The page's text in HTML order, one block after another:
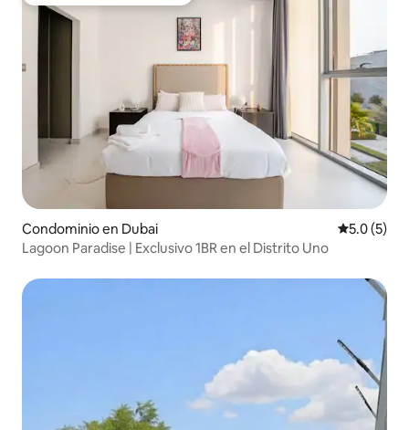
Condominio en Dubai
5.0 (5)
Lagoon Paradise | Exclusivo 1BR en el Distrito Uno